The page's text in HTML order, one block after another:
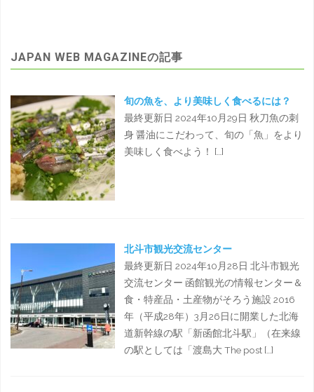
JAPAN WEB MAGAZINEの記事
旬の魚を、より美味しく食べるには？
最終更新日 2024年10月29日 秋刀魚の刺
身 醤油にこだわって、旬の「魚」をより
美味しく食べよう！ […]
北斗市観光交流センター
最終更新日 2024年10月28日 北斗市観光
交流センター 函館観光の情報センター＆
食・特産品・土産物がそろう施設 2016
年（平成28年）3月26日に開業した北海
道新幹線の駅「新函館北斗駅」（在来線
の駅としては「渡島大 The post […]